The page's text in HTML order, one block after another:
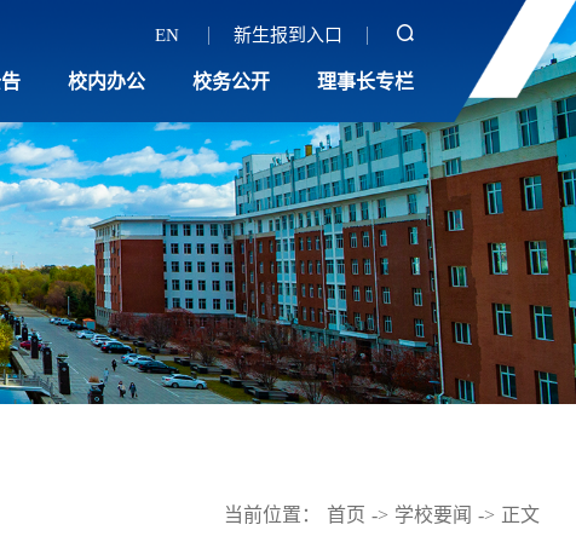
EN 新生报到入口
校内办公 校务公开 理事长专栏
当前位置： 首页 -> 学校要闻 -> 正文